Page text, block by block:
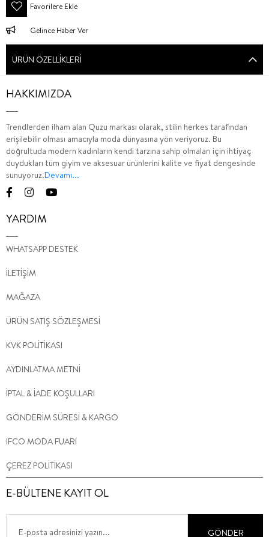
Favorilere Ekle
Gelince Haber Ver
ÜRÜN ÖZELLIKLERI
HAKKIMIZDA
Trendlerden ilham alan Quzu markası olarak, stilin herkes tarafından
erişilebilir olması amacıyla moda dünyasına yön veriyoruz. Bu
doğrultuda modern kadınların kendi tarzına sahip olmaları için ihtiyaç
duydukları tüm giyim ve aksesuar ürünlerini kalite ve fiyat dengesinde
sunuyoruz.Devamı...
YARDIM
WHATSAPP DESTEK
İLETİŞİM
MAĞAZA
ÜRÜN SATIŞ SÖZLEŞMESİ
KVK POLİTİKASI
AYDINLATMA METNİ
İPTAL & İADE KOŞULLARI
GÖNDERİM SÜRESİ & KARGO
IFCO MODA FUARI
ÇEREZ POLİTİKASI
E-BÜLTENE KAYIT OL
GÖNDER